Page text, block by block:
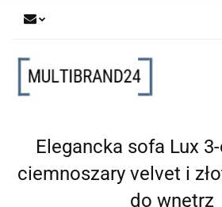
Elegancka sofa Lux
ciemnoszary velvet i
do wnętrz